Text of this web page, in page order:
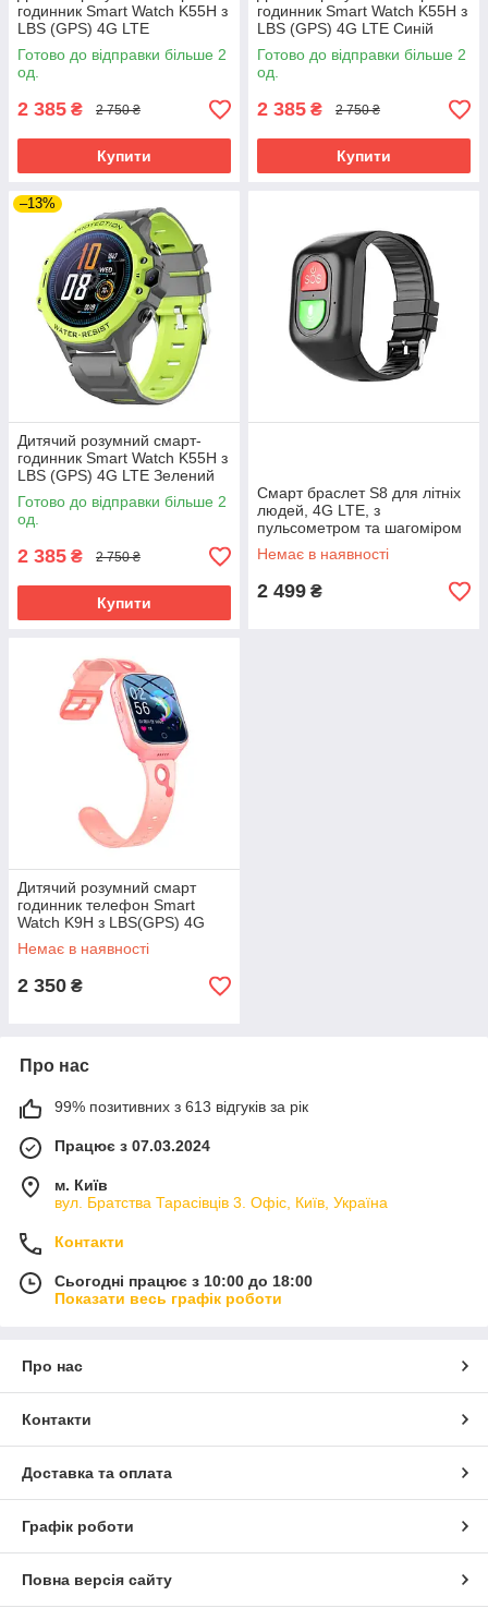
годинник Smart Watch K55H з
LBS (GPS) 4G LTE
Жовтогарячий
Готово до відправки більше 2
од.
2 385 ₴ 2 750 ₴
Купити
годинник Smart Watch K55H з
LBS (GPS) 4G LTE Синій
Готово до відправки більше 2
од.
2 385 ₴ 2 750 ₴
Купити
–13%
Дитячий розумний смарт-
годинник Smart Watch K55H з
LBS (GPS) 4G LTE Зелений
Готово до відправки більше 2
од.
2 385 ₴ 2 750 ₴
Купити
Смарт браслет S8 для літніх
людей, 4G LTE, з
пульсометром та шагоміром
Немає в наявності
2 499 ₴
Дитячий розумний смарт
годинник телефон Smart
Watch K9H з LBS(GPS) 4G
LTE 1000mAh
Немає в наявності
2 350 ₴
Про нас
99% позитивних з 613 відгуків за рік
Працює з 07.03.2024
м. Київ
вул. Братства Тарасівців 3. Офіс, Київ, Україна
Контакти
Сьогодні працює з 10:00 до 18:00
Показати весь графік роботи
Про нас
Контакти
Доставка та оплата
Графік роботи
Повна версія сайту